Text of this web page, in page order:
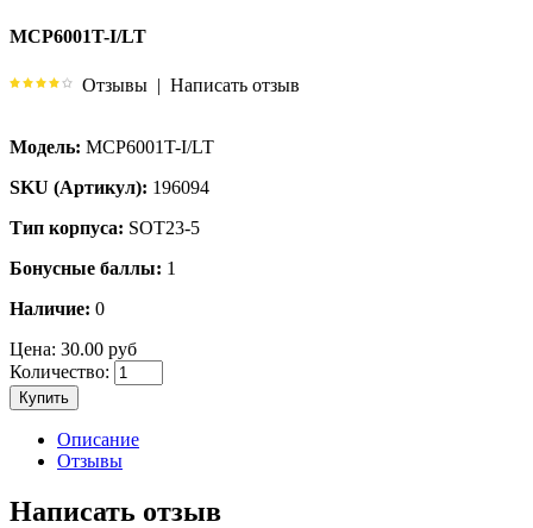
MCP6001T-I/LT
Отзывы | Написать отзыв
Модель: MCP6001T-I/LT
SKU (Артикул): 196094
Тип корпуса: SOT23-5
Бонусные баллы: 1
Наличие: 0
Цена: 30.00 руб
Количество:
Купить
Описание
Отзывы
Написать отзыв